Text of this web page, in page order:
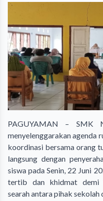
PAGUYAMAN – SMK
menyelenggarakan agenda
koordinasi bersama orang
langsung dengan
siswa pada Senin, 22 Juni
tertib dan khidmat demi
searah antara pihak sekolah